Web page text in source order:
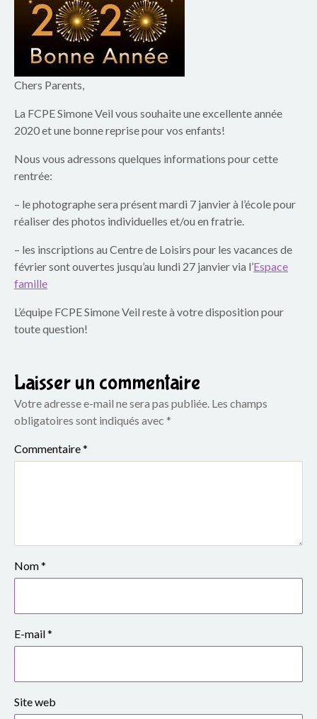
e
n
t
s
d
g
r
o
p
e
s
c
a
i
r
e
S
i
Chers Parents,
La FCPE Simone Veil vous souhaite une excellente année
2020 et une bonne reprise pour vos enfants!
Nous vous adressons quelques informations pour cette
rentrée:
– le photographe sera présent mardi 7 janvier à l’école pour
réaliser des photos individuelles et/ou en fratrie.
– les inscriptions au Centre de Loisirs pour les vacances de
février sont ouvertes jusqu’au lundi 27 janvier via l’Espace
famille
L’équipe FCPE Simone Veil reste à votre disposition pour
toute question!
Laisser un commentaire
Votre adresse e-mail ne sera pas publiée. Les champs
obligatoires sont indiqués avec *
Commentaire*
Nom*
E-mail*
Site web